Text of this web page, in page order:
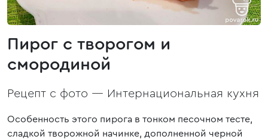
Пирог с творогом и
смородиной
Рецепт с фото — Интернациональная кухня
Особенность этого пирога в тонком песочном тесте,
сладкой творожной начинке, дополненной черной